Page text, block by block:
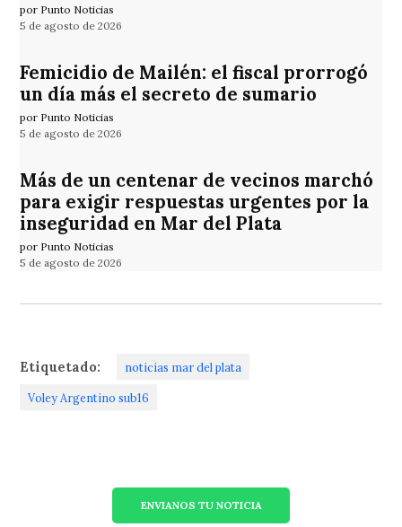
por Punto Noticias
5 de agosto de 2026
Femicidio de Mailén: el fiscal prorrogó
un día más el secreto de sumario
por Punto Noticias
5 de agosto de 2026
Más de un centenar de vecinos marchó
para exigir respuestas urgentes por la
inseguridad en Mar del Plata
por Punto Noticias
5 de agosto de 2026
Etiquetado: noticias mar del plata
Voley Argentino sub16
ENVIANOS TU NOTICIA